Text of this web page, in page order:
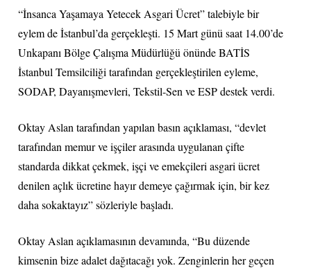
“İnsanca Yaşamaya Yetecek Asgari Ücret” talebiyle bir
eylem de İstanbul’da gerçekleşti. 15 Mart günü saat 14.00’de
Unkapanı Bölge Çalışma Müdürlüğü önünde BATİS
İstanbul Temsilciliği tarafından gerçekleştirilen eyleme,
SODAP, Dayanışmevleri, Tekstil-Sen ve ESP destek verdi.
Oktay Aslan tarafından yapılan basın açıklaması, “devlet
tarafından memur ve işçiler arasında uygulanan çifte
standarda dikkat çekmek, işçi ve emekçileri asgari ücret
denilen açlık ücretine hayır demeye çağırmak için, bir kez
daha sokaktayız” sözleriyle başladı.
Oktay Aslan açıklamasının devamında, “Bu düzende
kimsenin bize adalet dağıtacağı yok. Zenginlerin her geçen